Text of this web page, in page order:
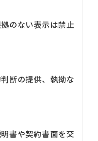
のない表示は禁止
断の提供、執拗な
書や契約書面を交